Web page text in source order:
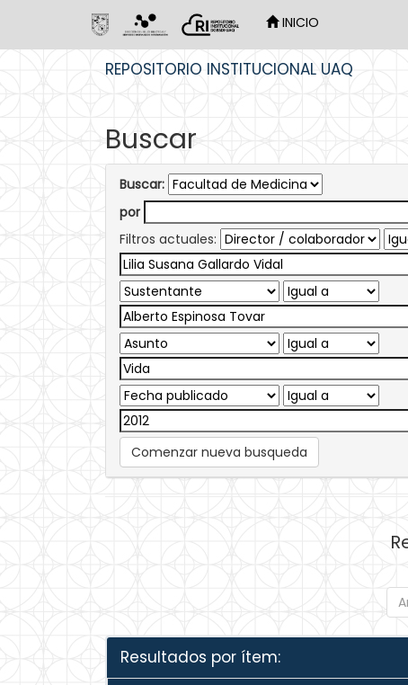
INICIO
REPOSITORIO INSTITUCIONAL UAQ
Buscar
Buscar:
por
Filtros actuales:
Comenzar nueva busqueda
Resultados por ítem: